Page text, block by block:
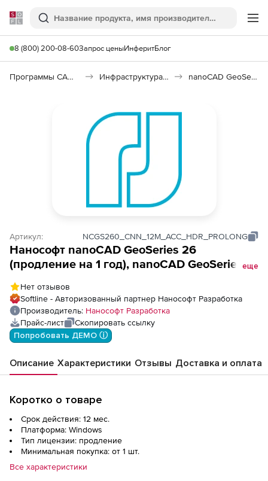
Softline
Поиск
8 (800) 200-08-60Запрос ценыИнферитБлог
Программы САПР и ГИС Инфраструктура: изыскания, генплан, транспорт nanoCAD GeoSeries 26
Артикул: NCGS260_CNN_12M_ACC_HDR_PROLONG
Нанософт nanoCAD GeoSeries 26
(продление на 1 год), nanoCAD GeoSeries
лицензия (серверная часть) на 1 год
еще
Нет отзывов
Softline - Авторизованный партнер Нанософт Разработка
Производитель: Нанософт Разработка
Прайс-лист
Скопировать ссылку
Попробовать ДЕМО ⓘ
Описание Характеристики Отзывы Доставка и оплата
Коротко о товаре
Срок действия: 12 мес.
Платформа: Windows
Тип лицензии: продление
Минимальная покупка: от 1 шт.
Все характеристики